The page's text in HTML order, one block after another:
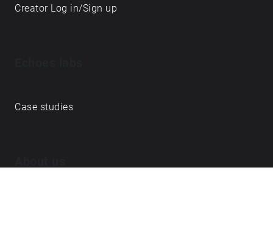
Creator Log in/Sign up
Case studies